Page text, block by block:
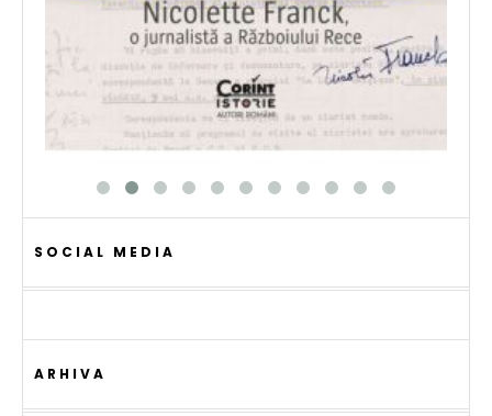
SOCIAL MEDIA
ARHIVA